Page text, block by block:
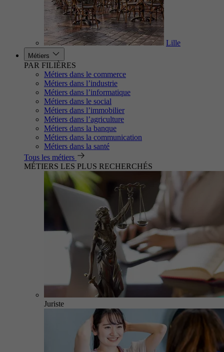
Lille
Métiers
PAR FILIÈRES
Métiers dans le commerce
Métiers dans l’industrie
Métiers dans l’informatique
Métiers dans le social
Métiers dans l’immobilier
Métiers dans l’agriculture
Métiers dans la banque
Métiers dans la communication
Métiers dans la santé
Tous les métiers
MÉTIERS LES PLUS RECHERCHÉS
Juriste